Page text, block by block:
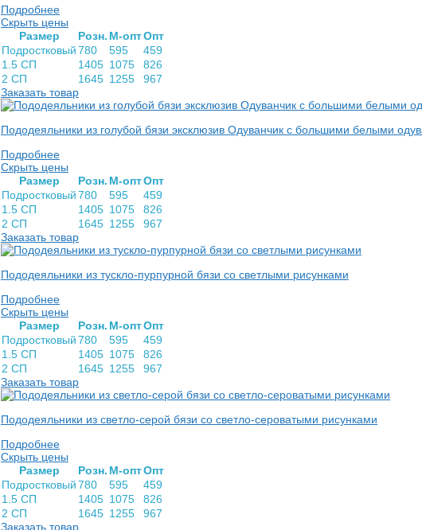
Подробнее
Скрыть цены
Раз­мер
Розн. М-оптОпт
Подростковый780 595
459
1.5 СП
1405 1075
826
2 СП
1645 1255
967
Заказать товар
Пододеяльники из голубой бязи эксклюзив Одуванчик с большими белыми
Подробнее
Скрыть цены
Раз­мер
Розн. М-оптОпт
Подростковый780 595
459
1.5 СП
1405 1075
826
2 СП
1645 1255
967
Заказать товар
Пододеяльники из тускло-пурпурной бязи со светлыми рисунками
Подробнее
Скрыть цены
Раз­мер
Розн. М-оптОпт
Подростковый780 595
459
1.5 СП
1405 1075
826
2 СП
1645 1255
967
Заказать товар
Пододеяльники из светло-серой бязи со светло-сероватыми рисунками
Подробнее
Скрыть цены
Раз­мер
Розн. М-оптОпт
Подростковый780 595
459
1.5 СП
1405 1075
826
2 СП
1645 1255
967
Заказать товар